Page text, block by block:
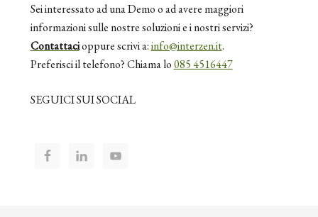
Sei interessato ad una Demo o ad avere maggiori
informazioni sulle nostre soluzioni e i nostri servizi?
Contattacioppure scrivi a:info@interzen.it.
Preferisci il telefono? Chiama lo085 4516447
SEGUICI SUI SOCIAL